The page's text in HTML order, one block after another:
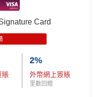
惠都實用又貼地
鳯凰知音，夠flexibl
Pay轉賬都$6=
Card
賬
2%
外幣網上簽賬
里數回贈